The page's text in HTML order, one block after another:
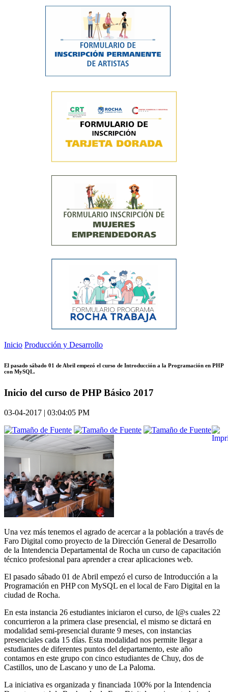
Inicio Producción y Desarrollo
El pasado sábado 01 de Abril empezó el curso de Introducción a la Programación en PHP
con MySQL.
Inicio del curso de PHP Básico 2017
03-04-2017 | 03:04:05 PM
Una vez más tenemos el agrado de acercar a la población a través de
Faro Digital como proyecto de la Dirección General de Desarrollo
de la Intendencia Departamental de Rocha un curso de capacitación
técnico profesional para aprender a crear aplicaciones web.
El pasado sábado 01 de Abril empezó el curso de Introducción a la
Programación en PHP con MySQL en el local de Faro Digital en la
ciudad de Rocha.
En esta instancia 26 estudiantes iniciaron el curso, de l@s cuales 22
concurrieron a la primera clase presencial, el mismo se dictará en
modalidad semi-presencial durante 9 meses, con instancias
presenciales cada 15 días. Esta modalidad nos permite llegar a
estudiantes de diferentes puntos del departamento, este año
contamos en este grupo con cinco estudiantes de Chuy, dos de
Castillos, uno de Lascano y uno de La Paloma.
La iniciativa es organizada y financiada 100% por la Intendencia